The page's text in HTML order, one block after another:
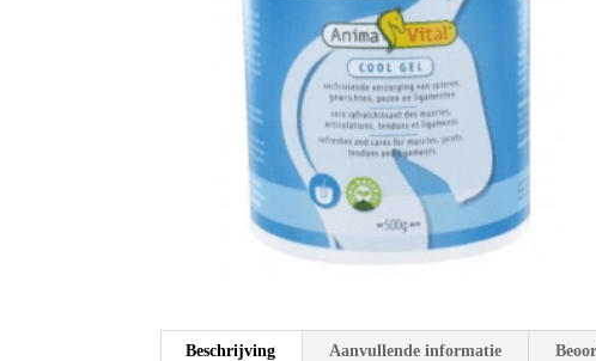
Beschrijving Aanvullende informatie